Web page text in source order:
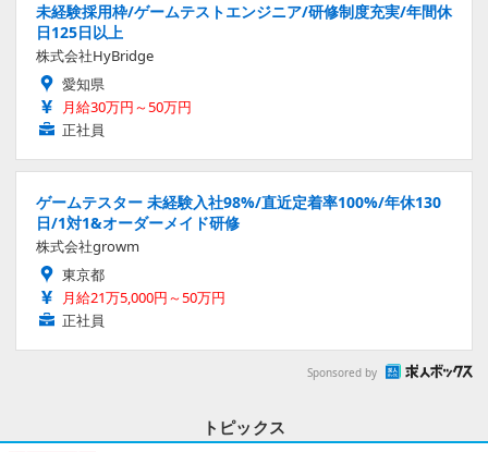
未経験採用枠/ゲームテストエンジニア/研修制度充実/年間休
日125日以上
株式会社HyBridge
愛知県
月給30万円～50万円
正社員
ゲームテスター 未経験入社98%/直近定着率100%/年休130
日/1対1&オーダーメイド研修
株式会社growm
東京都
月給21万5,000円～50万円
正社員
Sponsored by
トピックス